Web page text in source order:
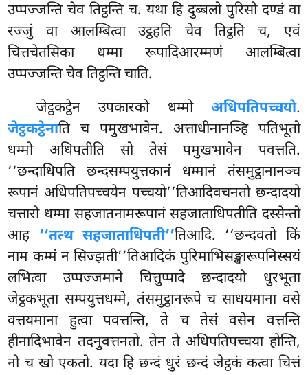
उप्पज्जन्ति चेव तिट्ठन्ति च. यथा हि दुब्बलो पुरिसो दण्डं वा
रज्जुं वा आलम्बित्वा उट्ठहति चेव तिट्ठति च, एवं
चित्तचेतसिका धम्मा रूपादिआरम्मणं आलम्बित्वा
उप्पज्जन्ति चेव तिट्ठन्ति चाति.
जेट्ठकट्ठेन उपकारको धम्मो अधिपतिपच्चयो.
जेट्ठकट्ठेनाति च पमुखभावेन. अत्ताधीनानञ्हि पतिभूतो
धम्मो अधिपतीति सो तेसं पमुखभावेन पवत्तति.
‘‘छन्दाधिपति छन्दसम्पयुत्तकानं धम्मानं तंसमुट्ठानानञ्च
रूपानं अधिपतिपच्चयेन पच्चयो’’तिआदिवचनतो छन्दादयो
चत्तारो धम्मा सहजातनामरूपानं सहजाताधिपतीति दस्सेन्तो
आह ‘‘तत्थ सहजाताधिपती’’तिआदि. ‘‘छन्दवतो किं
नाम कम्मं न सिज्झती’’तिआदिकं पुरिमाभिसङ्खारूपनिस्सयं
लभित्वा उप्पज्जमाने चित्तुप्पादे छन्दादयो धुरभूता
जेट्ठकभूता सम्पयुत्तधम्मे, तंसमुट्ठानरूपे च साधयमाना वसे
वत्तयमाना हुत्वा पवत्तन्ति, ते च तेसं वसेन वत्तन्ति
हीनादिभावेन तदनुवत्तनतो. तेन ते अधिपतिपच्चया होन्ति,
नो च खो एकतो. यदा हि छन्दं धुरं छन्दं जेट्ठकं कत्वा चित्तं